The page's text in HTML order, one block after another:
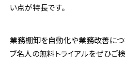
い点が特長です。
業務棚卸を自動化や業務改善に
ブ名人の無料トライアルをぜひご検